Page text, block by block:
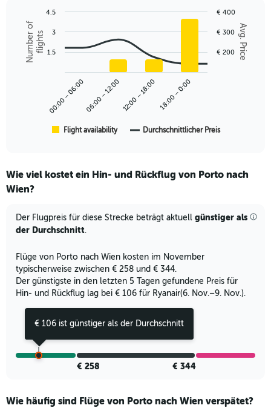
axis
displaying
values.
Range:
Combination
chart
with
data
categories.
Range:
categories.
The
chart
2
Y
axes
displaying
Number
flights.
Chart
graphic.
Avg. Price
Number offlights
Flight availability Durchschnittlicher Preis
00:00 – 06:0006:00 – 12:0012:00 – 18:00 18:00 – 0:00
€ 200
€ 300
€ 400
1.5
3
4.5
Wie viel kostet ein Hin- und Rückflug von Porto nach
Wien?
Der Flugpreis für diese Strecke beträgt aktuell günstiger als
der Durchschnitt.
Flüge von Porto nach Wien kosten im November
typischerweise zwischen € 258 und € 344.
Der günstigste in den letzten 5 Tagen gefundene Preis für
Hin- und Rückflug lag bei € 106 für Ryanair(6. Nov.–9. Nov.).
€ 258 € 344
Wie häufig sind Flüge von Porto nach Wien verspätet?
€ 106 ist günstiger als der Durchschnitt